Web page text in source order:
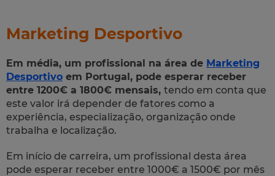
Marketing Desportivo
Em média, um profissional na área de Marketing
Desportivo em Portugal, pode esperar receber
entre 1200€ a 1800€ mensais, tendo em conta que
este valor irá depender de fatores como a
experiência, especialização, organização onde
trabalha e localização.
Em início de carreira, um profissional desta área
pode esperar receber entre 1000€ a 1500€ por mês